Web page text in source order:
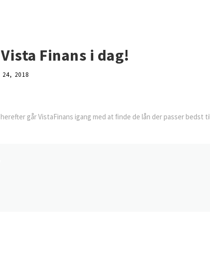
Finans i dag!
24, 2018
går VistaFinans igang med at ﬁnde de lån der passer bedst